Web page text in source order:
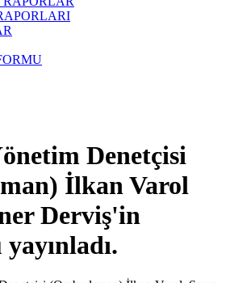
Denetçisi
İlkan Varol
Derviş'in